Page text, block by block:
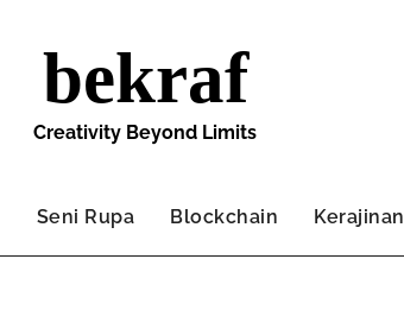
bekraf
Creativity Beyond Limits
Seni Rupa Blockchain Kerajinan